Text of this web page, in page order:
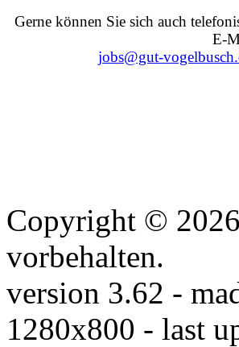
Gerne können Sie sich auch
E-
jobs@gut-
Copyright ©
vorbehalten.
version 3.62 -
1280x800 - last